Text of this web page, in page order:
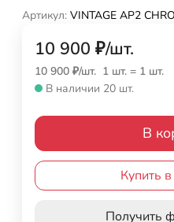
Артикул: VINTAGE AP2
10 900 ₽/шт.
10 900 ₽/шт. 1 шт. = 1 шт.
В наличии 20 шт.
В
Купить
Получить